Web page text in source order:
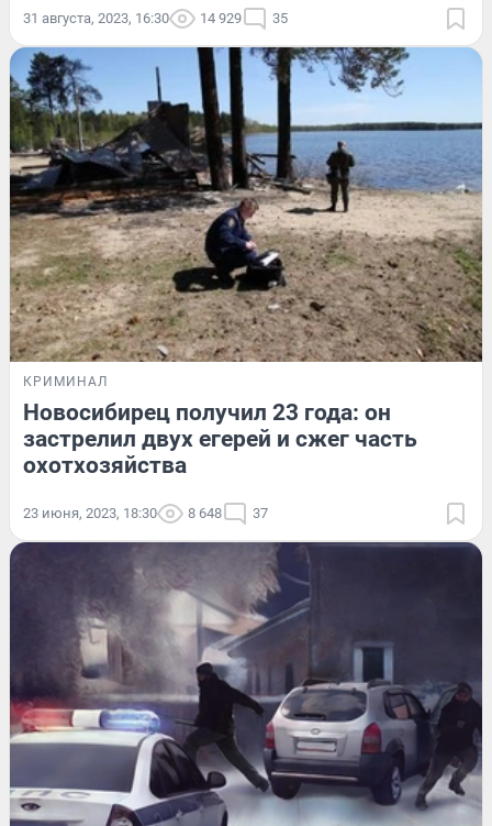
31 августа, 2023, 16:30 14 929 35
КРИМИНАЛ
Новосибирец получил 23 года: он
застрелил двух егерей и сжег часть
охотхозяйства
23 июня, 2023, 18:30 8 648 37